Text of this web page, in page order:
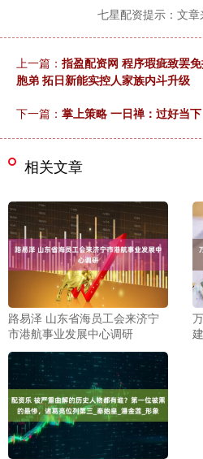
七星配资提示：文章
上一篇： 指盈配资网 程序瑕疵致罢
胞弟 拓日新能实控人家族内斗升级
下一篇： 掌上策略 一日禅：过好当下
相关文章
路易泽 山东省海员工会来济宁
市港航事业发展中心调研